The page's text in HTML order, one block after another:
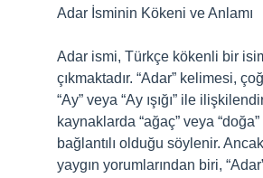
Adar İsminin Kökeni ve Anlamı
Adar ismi, Türkçe kökenli bir
çıkmaktadır. “Adar” kelimesi,
“Ay” veya “Ay ışığı” ile
kaynaklarda “ağaç” veya
bağlantılı olduğu söylenir.
yaygın yorumlarından biri,